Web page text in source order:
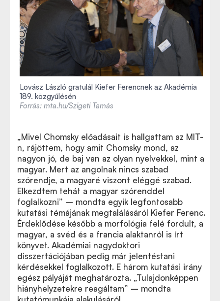
Lovász László gratulál Kiefer Ferencnek az Akadémia
189. közgyűlésén
Forrás: mta.hu/Szigeti Tamás
„Mivel Chomsky előadásait is hallgattam az MIT-
n, rájöttem, hogy amit Chomsky mond, az
nagyon jó, de baj van az olyan nyelvekkel, mint a
magyar. Mert az angolnak nincs szabad
szórendje, a magyaré viszont eléggé szabad.
Elkezdtem tehát a magyar szórenddel
foglalkozni” – mondta egyik legfontosabb
kutatási témájának megtalálásáról Kiefer Ferenc.
Érdeklődése később a morfológia felé fordult, a
magyar, a svéd és a francia alaktanról is írt
könyvet. Akadémiai nagydoktori
disszertációjában pedig már jelentéstani
kérdésekkel foglalkozott. E három kutatási irány
egész pályáját meghatározta. „Tulajdonképpen
hiányhelyzetekre reagáltam” – mondta